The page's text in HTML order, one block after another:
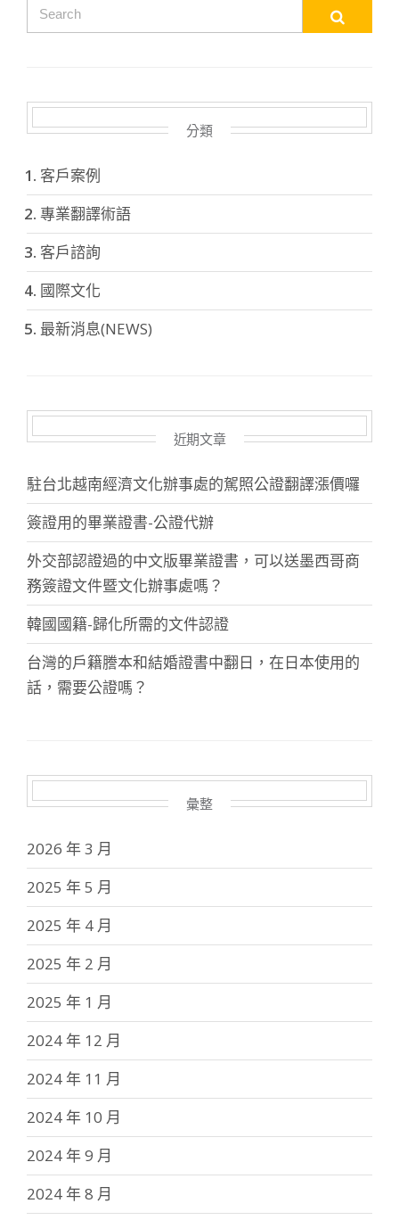
分類
客戶案例
專業翻譯術語
客戶諮詢
國際文化
最新消息(NEWS)
近期文章
駐台北越南經濟文化辦事處的駕照公證翻譯漲價囉
簽證用的畢業證書-公證代辦
外交部認證過的中文版畢業證書，可以送墨西哥商
務簽證文件暨文化辦事處嗎？
韓國國籍-歸化所需的文件認證
台灣的戶籍謄本和結婚證書中翻日，在日本使用的
話，需要公證嗎？
彙整
2026 年 3 月
2025 年 5 月
2025 年 4 月
2025 年 2 月
2025 年 1 月
2024 年 12 月
2024 年 11 月
2024 年 10 月
2024 年 9 月
2024 年 8 月